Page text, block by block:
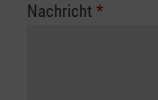
Nachricht *